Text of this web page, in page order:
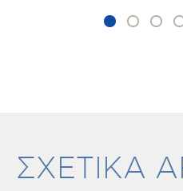
ΣΧΕΤΙΚΑ